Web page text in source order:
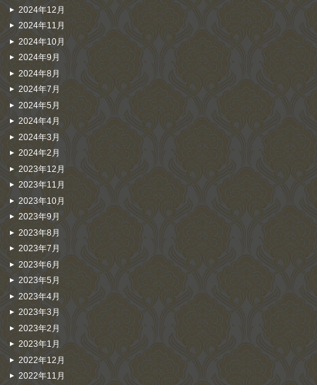
2024年12月
2024年11月
2024年10月
2024年9月
2024年8月
2024年7月
2024年5月
2024年4月
2024年3月
2024年2月
2023年12月
2023年11月
2023年10月
2023年9月
2023年8月
2023年7月
2023年6月
2023年5月
2023年4月
2023年3月
2023年2月
2023年1月
2022年12月
2022年11月